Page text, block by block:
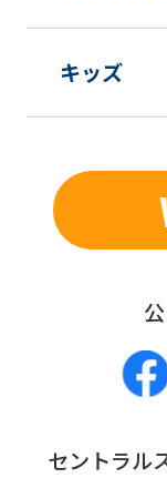
キッズ
セントラル